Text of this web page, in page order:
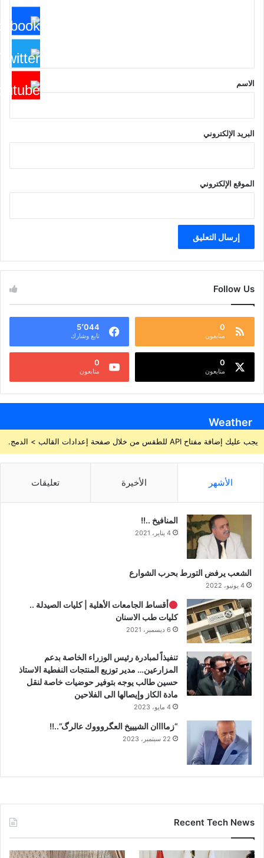
*
الاسم
البريد الإلكتروني
الموقع الإلكتروني
Follow Us
0
متابعون
5٬044
تابع وشارك
0
متابعون
0
متابعون
Weather
يجب عليك إضافة مفتاح API للطقس من خلال صفحة إعدادات القالب > الدمج.
الأشهر الأخيرة تعليقات
المنافيخ ..!!
4 يناير، 2021
الشعب يرفض التورط بحرب الشوارع
4 يونيو، 2022
أقساط الجامعات الأهلية | كليات الصيدلة ..
كليات طب الاسنان
6 ديسمبر، 2021
تنفيذاً لمبادرة رئيس الوزراء الخاصة بدعم
المزارعين… مدير توزيع المنتجات النفطية الاستاذ
حسين طالب يوجه بتوفير حوضيات خاصة لنقل
مادة الكاز وإيصالها الى الفلاحين
4 مايو، 2023
“زماااان الشيييخ العگروووك عالرگ”..!!
22 سبتمبر، 2023
Recent Tech News